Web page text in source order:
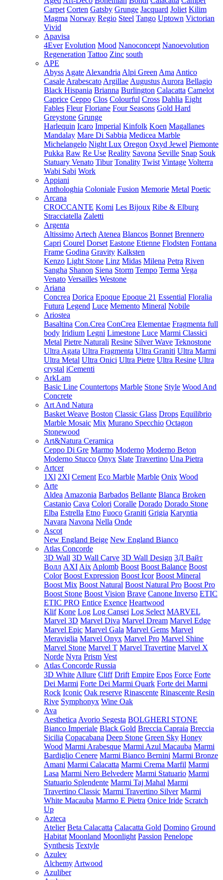
Carpet Corten Gatsby Grunge Jacquard Joliet Kilim
Magma Norway Regio Steel Tango Uptown Victorian
Vivid
Apavisa
4Ever Evolution Mood Nanoconcept Nanoevolution
Regeneration Tattoo Zinc south
APE
Abyss Agate Alexandria Alpi Green Ama Antico
Casale Arabescato Argillae Augustus Aurora Bellagio
Black Hispania Brianna Burlington Calacatta Camelot
Caprice Ceppo Clos Colourful Cross Dahlia Eight
Fables Fleur Floriane Four Seasons Gold Hard
Greystone Grunge
Harlequin Icaro Imperial Kinfolk Koen Magallanes
Mandalay Mare Di Sabbia Medicea Marble
Michelangelo Night Lux Oregon Oxyd Jewel Piemonte
Pukka Raw Re Use Reality Savona Seville Snap Souk
Statuary Venato Tibur Tonality Twist Vintage Volterra
Wabi Sabi Work
Appiani
Anthologhia Coloniale Fusion Memorie Metal Poetic
Arcana
CROCCANTE Komi Les Bijoux Ribe & Elburg
Stracciatella Zaletti
Argenta
Altissimo Artech Atenea Blancos Bonnet Brennero
Capri Courel Dorset Eastone Etienne Flodsten Fontana
Frame Godina Gravity Kalksten
Kenzo Light Stone Linz Midas Milena Petra Riven
Sangha Shanon Siena Storm Tempo Terma Vega
Venato Versailles Westone
Ariana
Concrea Dorica Epoque Epoque 21 Essential Floralia
Futura Legend Luce Memento Mineral Nobile
Ariostea
Basaltina Con.Crea ConCrea Elementae Fragmenta full
body Iridium Legni Limestone Luce Marmi Classici
Metal Pietre Naturali Resine Silver Wave Teknostone
Ultra Agata Ultra Fragmenta Ultra Graniti Ultra Marmi
Ultra Metal Ultra Onici Ultra Pietre Ultra Resine Ultra
crystal iCementi
ArkLam
Basic Line Countertops Marble Stone Style Wood And
Concrete
Art And Natura
Basket Weave Boston Classic Glass Drops Equilibrio
Marble Mosaic Mix Murano Specchio Octagon
Stonewood
Art&Natura Ceramica
Ceppo Di Gre Marmo Moderno Moderno Beton
Moderno Stucco Onyx Slate Travertino Una Pietra
Artcer
1Xl 2Xl Cement Eco Marble Marble Onix Wood
Arte
Aldea Amazonia Barbados Bellante Blanca Broken
Castanio Cava Colori Coralle Dorado Dorado Stone
Elba Estrella Etno Fuoco Graniti Grigia Karyntia
Navara Navona Nella Onde
Ascot
New England Beige New England Bianco
Atlas Concorde
3D Wall 3D Wall Carve 3D Wall Design 3Д Вайт
Волл AXI Aix Aplomb Boost Boost Balance Boost
Color Boost Expression Boost Icor Boost Mineral
Boost Mix Boost Natural Boost Natural Pro Boost Pro
Boost Stone Boost Vision Brave Canone Inverso ETIC
ETIC PRO Entice Exence Heartwood
Klif Kone Log Log Cansei Log Select MARVEL
Marvel 3D Marvel Diva Marvel Dream Marvel Edge
Marvel Epic Marvel Gala Marvel Gems Marvel
Meraviglia Marvel Onyx Marvel Pro Marvel Shine
Marvel Stone Marvel T Marvel Travertine Marvel X
Norde Nyra Prism Vest
Atlas Concorde Russia
3D White Allure Cliff Drift Empire Epos Force Forte
Dei Marmi Forte Dei Marmi Quark Forte dei Marmi
Rock Iconic Oak reserve Rinascente Rinascente Resin
Rive Symphonyx Wine Oak
Ava
Aesthetica Avorio Segesta BOLGHERI STONE
Bianco Imperiale Black Gold Breccia Capraia Breccia
Sicilia Copacabana Deep Stone Green Sky Honey
Wood Marmi Arabesque Marmi Azul Macauba Marmi
Bardiglio Cenere Marmi Bianco Bernini Marmi Bronze
Amani Marmi Calacatta Marmi Crema Marfil Marmi
Lasa Marmi Nero Belvedere Marmi Statuario Marmi
Statuario Splendente Marmi Taj Mahal Marmi
Travertino Classic Marmi Travertino Silver Marmi
White Macauba Marmo E Pietra Onice Iride Scratch
Up
Azteca
Atelier Beta Calacatta Calacatta Gold Domino Ground
Habitat Moonland Moonlight Passion Penelope
Synthesis Textyle
Azulev
Alchemy Artwood
Azuliber